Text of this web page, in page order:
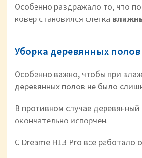
Особенно раздражало то, что
ковер становился слегка
Уборка деревянных полов
Особенно важно, чтобы при
деревянных полов не было
В противном случае
окончательно испорчен.
С Dreame H13 Pro все работало